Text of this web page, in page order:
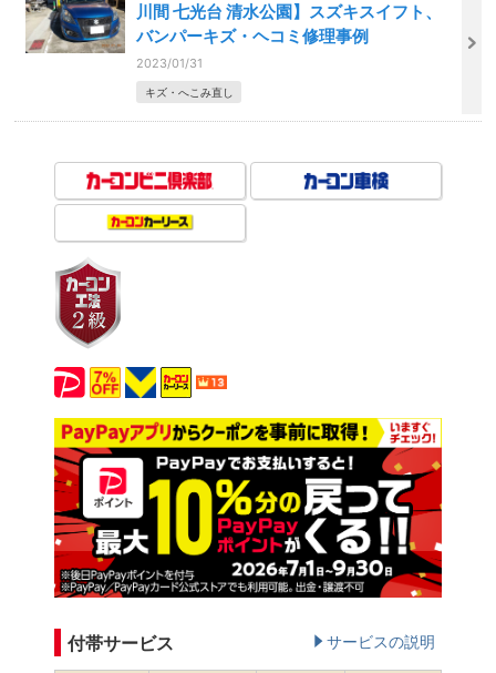
川間 七光台 清水公園】スズキスイフト、
バンパーキズ・ヘコミ修理事例
2023/01/31
キズ・へこみ直し
付帯サービス サービスの説明